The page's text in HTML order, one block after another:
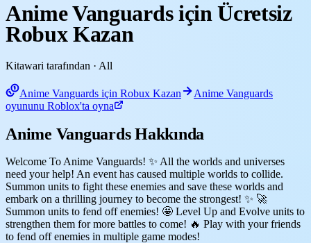
Anime Vanguards için Ücretsiz
Robux Kazan
Kitawari tarafından · All
Anime Vanguards için Robux Kazan
Anime Vanguards
oyununu Roblox'ta oyna
Anime Vanguards Hakkında
Welcome To Anime Vanguards! ✨ All the worlds and universes
need your help! An event has caused multiple worlds to collide.
Summon units to fight these enemies and save these worlds and
embark on a thrilling journey to become the strongest! ✨ 🚀
Summon units to fend off enemies! 🤩 Level Up and Evolve units to
strengthen them for more battles to come! 🔥 Play with your friends
to fend off enemies in multiple game modes!